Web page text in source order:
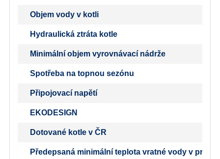
Objem vody v kotli
Hydraulická ztráta kotle
Minimální objem vyrovnávací nádrže
Spotřeba na topnou sezónu
Připojovací napětí
EKODESIGN
Dotované kotle v ČR
Předepsaná minimální teplota vratné vody v